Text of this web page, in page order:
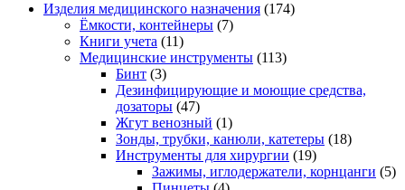
Изделия медицинского назначения (174)
Ёмкости, контейнеры (7)
Книги учета (11)
Медицинские инструменты (113)
Бинт (3)
Дезинфицирующие и моющие средства,
дозаторы (47)
Жгут венозный (1)
Зонды, трубки, канюли, катетеры (18)
Инструменты для хирургии (19)
Зажимы, иглодержатели, корнцанги (5)